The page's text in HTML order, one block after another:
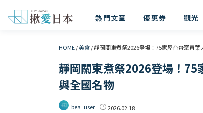
熱門文章 優惠券 觀光
HOME/美食/靜岡關東煮祭2026登場！75家屋台齊聚青
靜岡關東煮祭2026登場！75
與全國名物
bea_user 2026.02.18